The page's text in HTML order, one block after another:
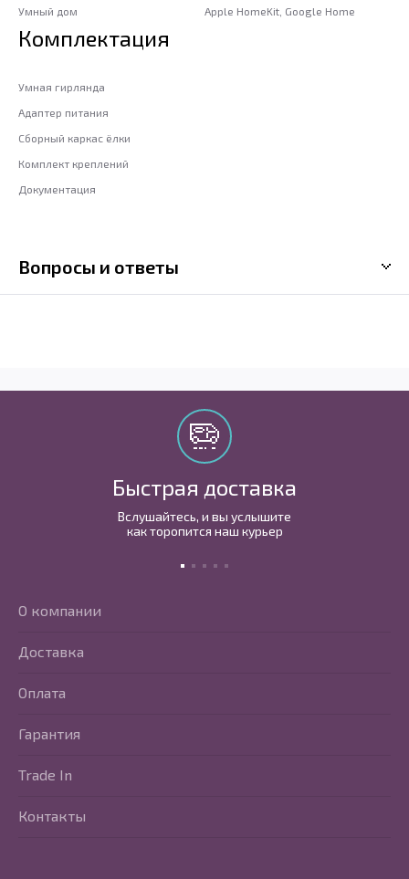
Умный дом
Apple HomeKit, Google Home
Комплектация
Умная гирлянда
Адаптер питания
Сборный каркас ёлки
Комплект креплений
Документация
Вопросы и ответы
Быстрая доставка
Вслушайтесь, и вы услышите
как торопится наш курьер
О компании
Доставка
Оплата
Гарантия
Trade In
Контакты